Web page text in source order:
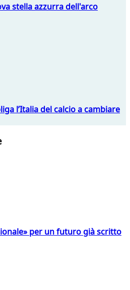
stella azzurra dell'arco
l’Italia del calcio a cambiare
per un futuro già scritto